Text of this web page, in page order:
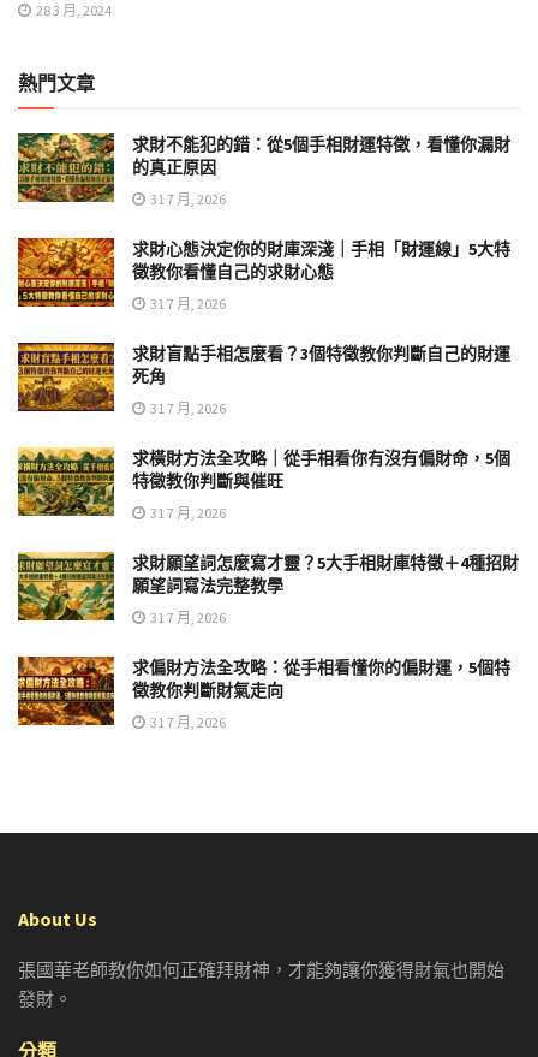
28 3 月, 2024
熱門文章
求財不能犯的錯：從5個手相財運特徵，看懂你漏財
的真正原因
31 7 月, 2026
求財心態決定你的財庫深淺｜手相「財運線」5大特
徵教你看懂自己的求財心態
31 7 月, 2026
求財盲點手相怎麼看？3個特徵教你判斷自己的財運
死角
31 7 月, 2026
求橫財方法全攻略｜從手相看你有沒有偏財命，5個
特徵教你判斷與催旺
31 7 月, 2026
求財願望詞怎麼寫才靈？5大手相財庫特徵＋4種招財
願望詞寫法完整教學
31 7 月, 2026
求偏財方法全攻略：從手相看懂你的偏財運，5個特
徵教你判斷財氣走向
31 7 月, 2026
About Us
張國華老師教你如何正確拜財神，才能夠讓你獲得財氣也開始
發財。
分類